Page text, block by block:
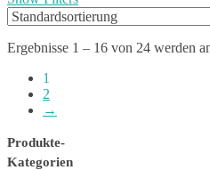
Ergebnisse 1 – 16 von 24 werden
1
2
→
Produkte-
Kategorien